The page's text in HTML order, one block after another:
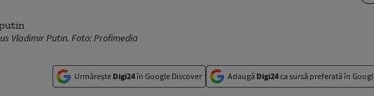
Vladimir Putin. Foto: Profimedia
Urmărește Digi24în Google Discover Adaugă Digi24ca sursă preferată în